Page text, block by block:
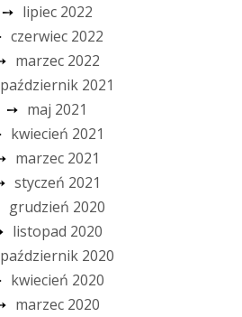
lipiec 2022
czerwiec 2022
marzec 2022
październik 2021
maj 2021
kwiecień 2021
marzec 2021
styczeń 2021
grudzień 2020
listopad 2020
październik 2020
kwiecień 2020
marzec 2020